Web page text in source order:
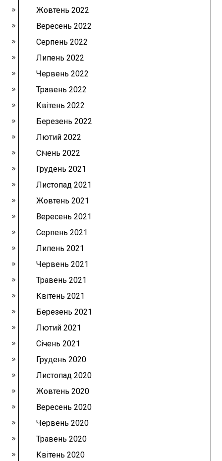
Жовтень 2022
Вересень 2022
Серпень 2022
Липень 2022
Червень 2022
Травень 2022
Квітень 2022
Березень 2022
Лютий 2022
Січень 2022
Грудень 2021
Листопад 2021
Жовтень 2021
Вересень 2021
Серпень 2021
Липень 2021
Червень 2021
Травень 2021
Квітень 2021
Березень 2021
Лютий 2021
Січень 2021
Грудень 2020
Листопад 2020
Жовтень 2020
Вересень 2020
Червень 2020
Травень 2020
Квітень 2020